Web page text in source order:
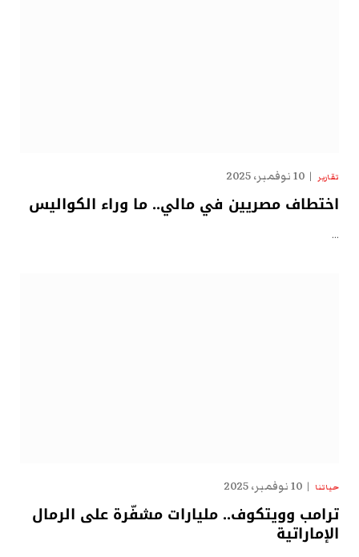
تقارير 10 نوفمبر، 2025
اختطاف مصريين في مالي.. ما وراء الكواليس
…
حياتنا 10 نوفمبر، 2025
ترامب وويتكوف.. مليارات مشفّرة على الرمال
الإماراتية